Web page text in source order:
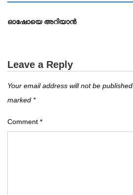
കവർ സ്റ്റോറി
ഓഷോയെ അറിയാൻ
Leave a Reply
Your email address will not be published.
marked *
Comment *